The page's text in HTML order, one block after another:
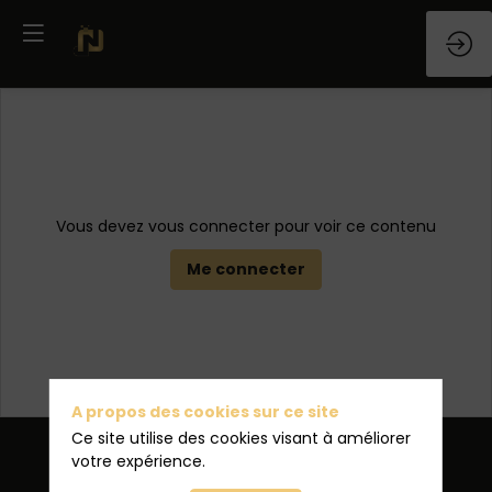
Vous devez vous connecter pour voir ce contenu
Me connecter
A propos des cookies sur ce site
Ce site utilise des cookies visant à améliorer
votre expérience.